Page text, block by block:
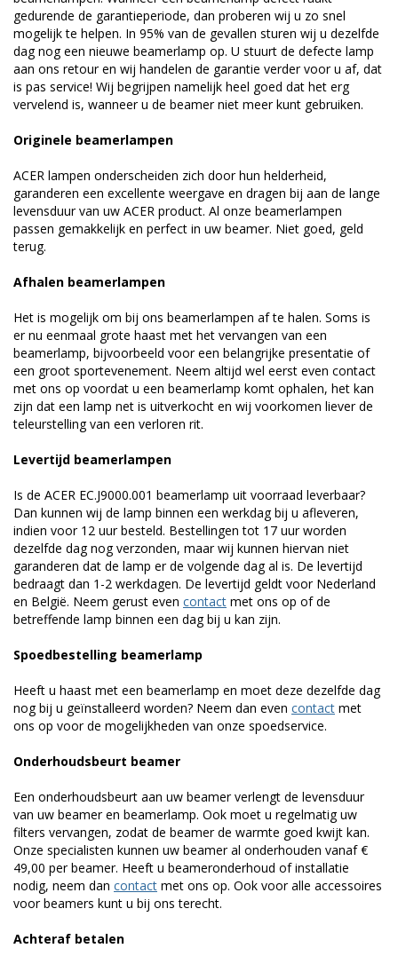
gedurende de garantieperiode, dan proberen wij u zo snel
mogelijk te helpen. In 95% van de gevallen sturen wij u dezelfde
dag nog een nieuwe beamerlamp op. U stuurt de defecte lamp
aan ons retour en wij handelen de garantie verder voor u af, dat
is pas service! Wij begrijpen namelijk heel goed dat het erg
vervelend is, wanneer u de beamer niet meer kunt gebruiken.
Originele beamerlampen
ACER lampen onderscheiden zich door hun helderheid,
garanderen een excellente weergave en dragen bij aan de lange
levensduur van uw ACER product. Al onze beamerlampen
passen gemakkelijk en perfect in uw beamer. Niet goed, geld
terug.
Afhalen beamerlampen
Het is mogelijk om bij ons beamerlampen af te halen. Soms is
er nu eenmaal grote haast met het vervangen van een
beamerlamp, bijvoorbeeld voor een belangrijke presentatie of
een groot sportevenement. Neem altijd wel eerst even contact
met ons op voordat u een beamerlamp komt ophalen, het kan
zijn dat een lamp net is uitverkocht en wij voorkomen liever de
teleurstelling van een verloren rit.
Levertijd beamerlampen
Is de ACER EC.J9000.001 beamerlamp uit voorraad leverbaar?
Dan kunnen wij de lamp binnen een werkdag bij u afleveren,
indien voor 12 uur besteld. Bestellingen tot 17 uur worden
dezelfde dag nog verzonden, maar wij kunnen hiervan niet
garanderen dat de lamp er de volgende dag al is. De levertijd
bedraagt dan 1-2 werkdagen. De levertijd geldt voor Nederland
en België. Neem gerust even contact met ons op of de
betreffende lamp binnen een dag bij u kan zijn.
Spoedbestelling beamerlamp
Heeft u haast met een beamerlamp en moet deze dezelfde dag
nog bij u geïnstalleerd worden? Neem dan even contact met
ons op voor de mogelijkheden van onze spoedservice.
Onderhoudsbeurt beamer
Een onderhoudsbeurt aan uw beamer verlengt de levensduur
van uw beamer en beamerlamp. Ook moet u regelmatig uw
filters vervangen, zodat de beamer de warmte goed kwijt kan.
Onze specialisten kunnen uw beamer al onderhouden vanaf €
49,00 per beamer. Heeft u beameronderhoud of installatie
nodig, neem dan contact met ons op. Ook voor alle accessoires
voor beamers kunt u bij ons terecht.
Achteraf betalen